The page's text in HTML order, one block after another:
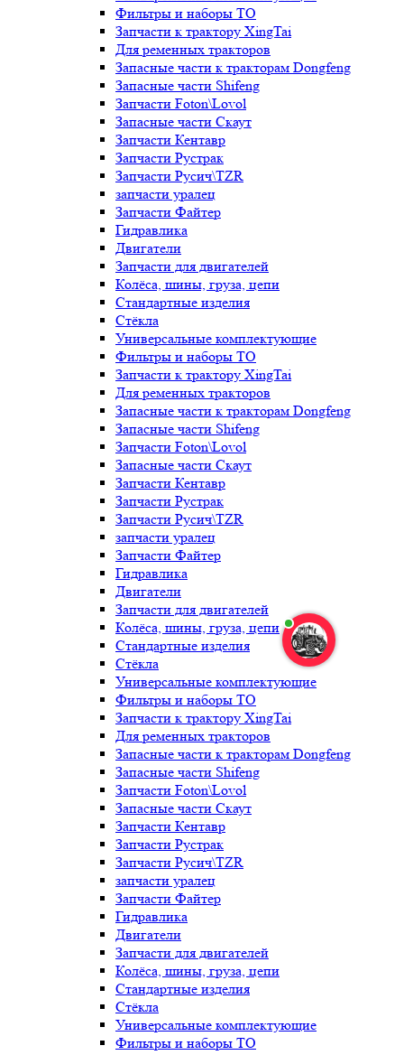
Фильтры и наборы ТО
Запчасти к трактору XingTai
Для ременных тракторов
Запасные части к тракторам Dongfeng
Запасные части Shifeng
Запчасти Foton\Lovol
Запасные части Скаут
Запчасти Кентавр
Запчасти Рустрак
Запчасти Русич\TZR
запчасти уралец
Запчасти Файтер
Гидравлика
Двигатели
Запчасти для двигателей
Колёса, шины, груза, цепи
Стандартные изделия
Стёкла
Универсальные комплектующие
Фильтры и наборы ТО
Запчасти к трактору XingTai
Для ременных тракторов
Запасные части к тракторам Dongfeng
Запасные части Shifeng
Запчасти Foton\Lovol
Запасные части Скаут
Запчасти Кентавр
Запчасти Рустрак
Запчасти Русич\TZR
запчасти уралец
Запчасти Файтер
Гидравлика
Двигатели
Запчасти для двигателей
Колёса, шины, груза, цепи
Стандартные изделия
Стёкла
Универсальные комплектующие
Фильтры и наборы ТО
Запчасти к трактору XingTai
Для ременных тракторов
Запасные части к тракторам Dongfeng
Запасные части Shifeng
Запчасти Foton\Lovol
Запасные части Скаут
Запчасти Кентавр
Запчасти Рустрак
Запчасти Русич\TZR
запчасти уралец
Запчасти Файтер
Гидравлика
Двигатели
Запчасти для двигателей
Колёса, шины, груза, цепи
Стандартные изделия
Стёкла
Универсальные комплектующие
Фильтры и наборы ТО